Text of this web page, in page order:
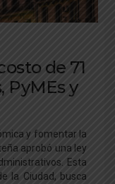
de 71
PyMEs y
y fomentar la
aprobó una ley
Esta
la Ciudad, busca